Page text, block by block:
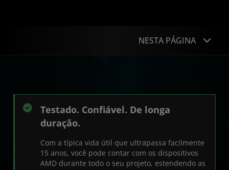
NESTA PÁGINA
Tabela de produtos
Testado. Confiável. De longa
duração.
Com a típica vida útil que ultrapassa facilmente
15 anos, você pode contar com os dispositivos
AMD durante todo o seu projeto, estendendo as